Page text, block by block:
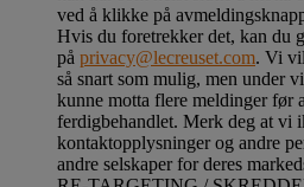
ved å klikke på
Hvis du foretrekker det, kan du
på privacy@lecreuset.com. Vi
så snart som mulig, men under
kunne motta flere meldinger før
ferdigbehandlet. Merk deg at vi
kontaktopplysninger og andre
andre selskaper for deres